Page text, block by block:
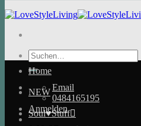
Suchen
nach:
Email
0484165195
Anmelden
Home
NEW
Soul♥Stuff